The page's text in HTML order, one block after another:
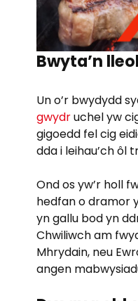
Bwyta’n
Un o’r bwydydd
gwydruchel yw
gigoedd fel cig
dda i leihau’ch ôl
Ond os yw’r holl
hedfan o dramor
yn gallu bod yn
Chwiliwch am
Mhrydain, neu
angen